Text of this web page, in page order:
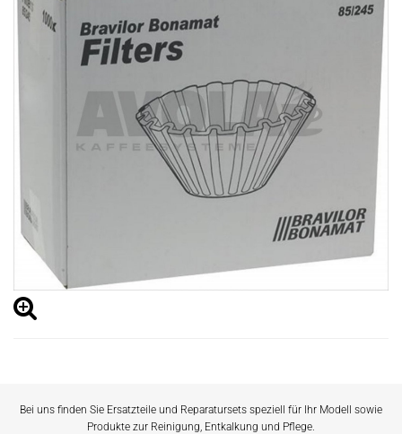
Bei uns finden Sie Ersatzteile und Reparatursets speziell für Ihr Modell sowie
Produkte zur Reinigung, Entkalkung und Pflege.